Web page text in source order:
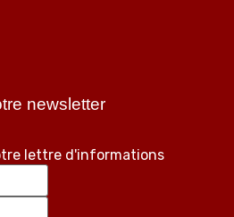
newsletter
lettre d'informations